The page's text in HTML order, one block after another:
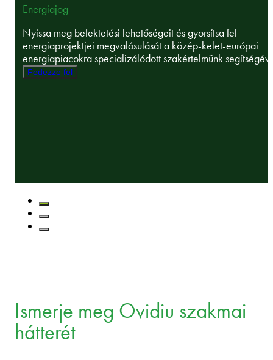
Energiajog
Nyissa meg befektetési lehetőségeit és gyorsítsa fel
energiaprojektjei megvalósulását a közép-kelet-európai
energiapiacokra specializálódott szakértelmünk
Fedezze fel
Ismerje meg Ovidiu szakmai
hátterét